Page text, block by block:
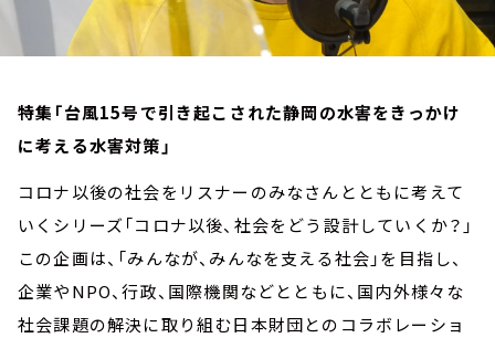
特集「台風15号で引き起こされた静岡の水害をきっかけ
に考える水害対策」
コロナ以後の社会をリスナーのみなさんとともに考えて
いくシリーズ「コロナ以後、社会をどう設計していくか？」
この企画は、「みんなが、みんなを支える社会」を目指し、
企業やNPO、行政、国際機関などとともに、国内外様々な
社会課題の解決に取り組む日本財団とのコラボレーショ